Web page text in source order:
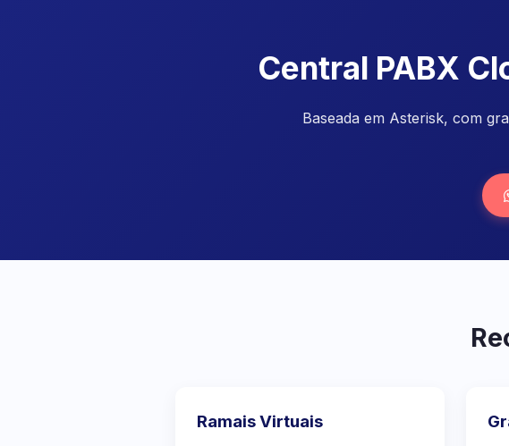
Central PABX
Baseada em Asterisk, com
Ramais Virtuais